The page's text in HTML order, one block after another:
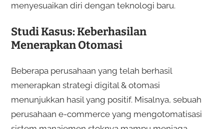
menyesuaikan diri dengan teknologi baru.
Studi Kasus: Keberhasilan
Menerapkan Otomasi
Beberapa perusahaan yang telah berhasil
menerapkan strategi digital & otomasi
menunjukkan hasil yang positif. Misalnya, sebuah
perusahaan e-commerce yang mengotomatisasi